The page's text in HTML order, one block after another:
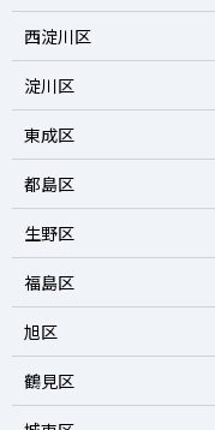
西淀川区
淀川区
東成区
都島区
生野区
福島区
旭区
鶴見区